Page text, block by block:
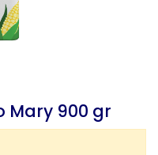
Mary 900 gr